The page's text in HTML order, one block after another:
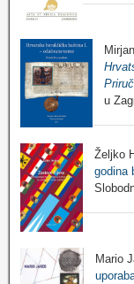
u
Željko
godina
Mario